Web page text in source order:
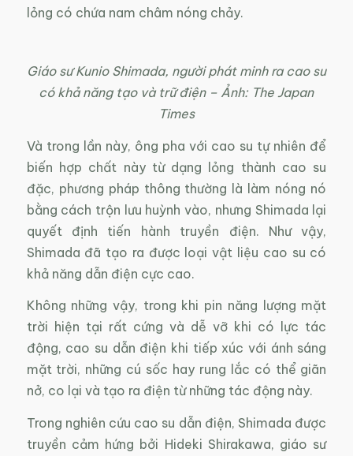
lỏng có chứa nam châm nóng chảy.
Giáo sư Kunio Shimada, người phát minh ra cao su
có khả năng tạo và trữ điện – Ảnh: The Japan
Times
Và trong lần này, ông pha với cao su tự nhiên để
biến hợp chất này từ dạng lỏng thành cao su
đặc, phương pháp thông thường là làm nóng nó
bằng cách trộn lưu huỳnh vào, nhưng Shimada lại
quyết định tiến hành truyền điện. Như vậy,
Shimada đã tạo ra được loại vật liệu cao su có
khả năng dẫn điện cực cao.
Không những vậy, trong khi pin năng lượng mặt
trời hiện tại rất cứng và dễ vỡ khi có lực tác
động, cao su dẫn điện khi tiếp xúc với ánh sáng
mặt trời, những cú sốc hay rung lắc có thể giãn
nở, co lại và tạo ra điện từ những tác động này.
Trong nghiên cứu cao su dẫn điện, Shimada được
truyền cảm hứng bởi Hideki Shirakawa, giáo sư